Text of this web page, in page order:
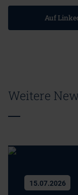
Auf
Weitere
15.07.2026